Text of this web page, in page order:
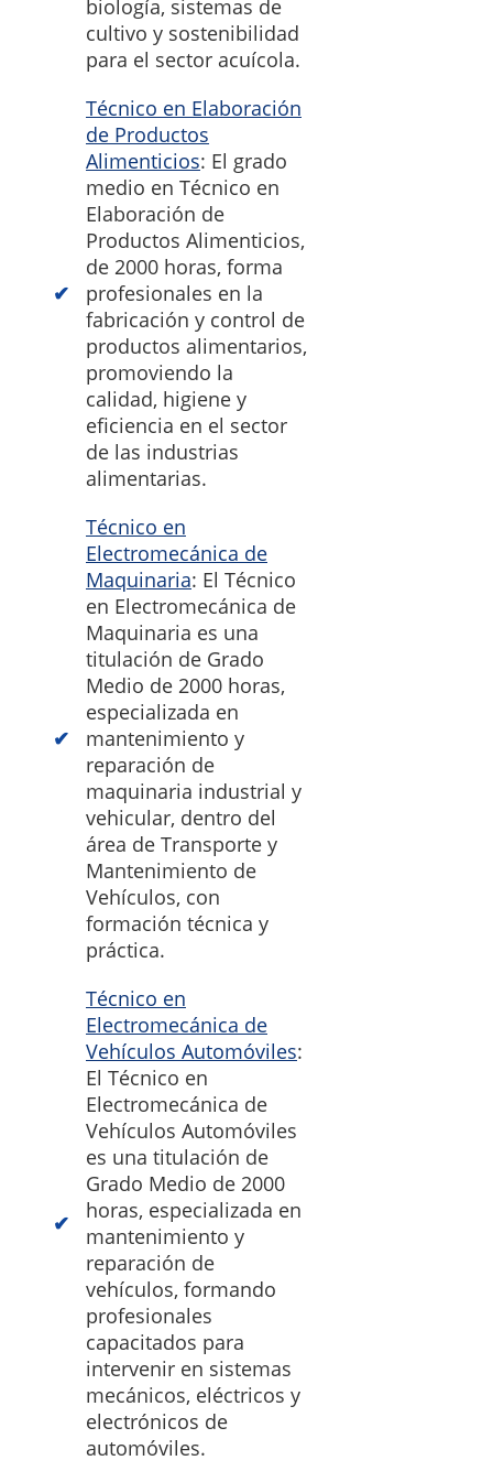
biología, sistemas de
cultivo y sostenibilidad
para el sector acuícola.
Técnico en Elaboración
de Productos
Alimenticios: El grado
medio en Técnico en
Elaboración de
Productos Alimenticios,
de 2000 horas, forma
profesionales en la
fabricación y control de
productos alimentarios,
promoviendo la
calidad, higiene y
eficiencia en el sector
de las industrias
alimentarias.
Técnico en
Electromecánica de
Maquinaria: El Técnico
en Electromecánica de
Maquinaria es una
titulación de Grado
Medio de 2000 horas,
especializada en
mantenimiento y
reparación de
maquinaria industrial y
vehicular, dentro del
área de Transporte y
Mantenimiento de
Vehículos, con
formación técnica y
práctica.
Técnico en
Electromecánica de
Vehículos Automóviles:
El Técnico en
Electromecánica de
Vehículos Automóviles
es una titulación de
Grado Medio de 2000
horas, especializada en
mantenimiento y
reparación de
vehículos, formando
profesionales
capacitados para
intervenir en sistemas
mecánicos, eléctricos y
electrónicos de
automóviles.